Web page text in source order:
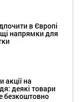
в Європі
напрямки для
акції на
деякі товари
безкоштовно